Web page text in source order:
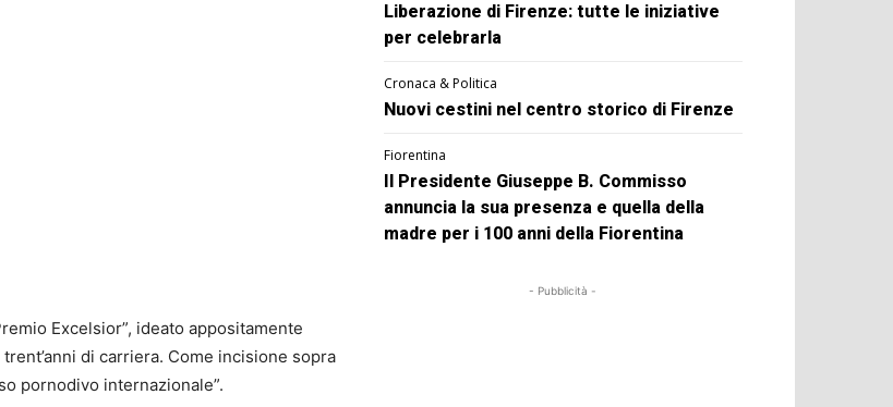
Excelsior”, ideato appositamente
di carriera. Come incisione sopra
pornodivo internazionale”.
Liberazione di Firenze: tutte le iniziative
per celebrarla
Cronaca & Politica
Nuovi cestini nel centro storico di Firenze
Fiorentina
Il Presidente Giuseppe B. Commisso
annuncia la sua presenza e quella della
madre per i 100 anni della Fiorentina
- Pubblicità -